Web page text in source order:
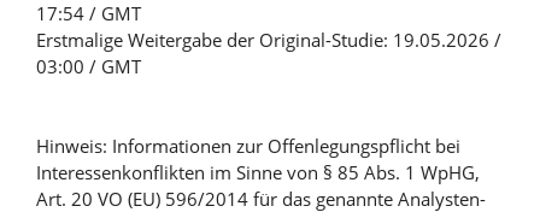
17:54 / GMT
Erstmalige Weitergabe der Original-Studie: 19.05.2026 /
03:00 / GMT
Hinweis: Informationen zur Offenlegungspflicht bei
Interessenkonflikten im Sinne von § 85 Abs. 1 WpHG,
Art. 20 VO (EU) 596/2014 für das genannte Analysten-